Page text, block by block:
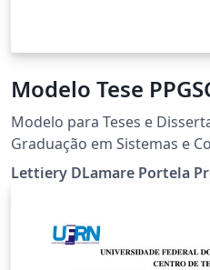
Modelo Tese
Modelo para Teses e
Graduação em Sistemas e
Departamento de
da Universidade Federal do
Lettiery DLamare Portela